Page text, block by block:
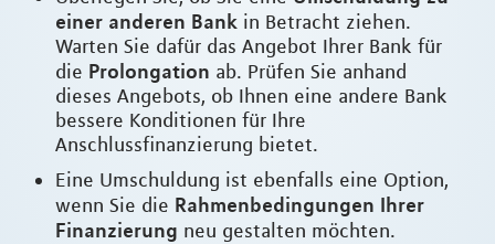
einer anderen Bank in Betracht ziehen.
Warten Sie dafür das Angebot Ihrer Bank für
die Prolongation ab. Prüfen Sie anhand
dieses Angebots, ob Ihnen eine andere Bank
bessere Konditionen für Ihre
Anschlussfinanzierung bietet.
Eine Umschuldung ist ebenfalls eine Option,
wenn Sie die Rahmenbedingungen Ihrer
Finanzierung neu gestalten möchten.